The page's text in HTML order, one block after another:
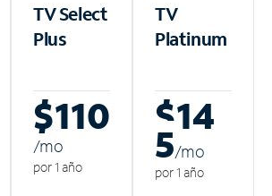
TV Select
Plus
$110
/mo
por 1 año
TV
Platinum
$14
5/mo
por 1 año